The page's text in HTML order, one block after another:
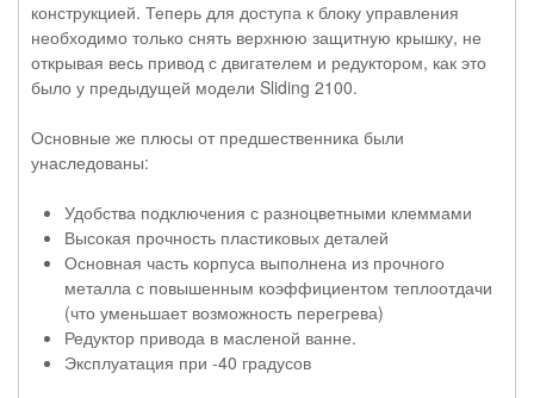
конструкцией. Теперь для доступа к блоку управления
необходимо только снять верхнюю защитную крышку, не
открывая весь привод с двигателем и редуктором, как это
было у предыдущей модели Sliding 2100.
Основные же плюсы от предшественника были
унаследованы:
Удобства подключения с разноцветными клеммами
Высокая прочность пластиковых деталей
Основная часть корпуса выполнена из прочного
металла с повышенным коэффициентом теплоотдачи
(что уменьшает возможность перегрева)
Редуктор привода в масленой ванне.
Эксплуатация при -40 градусов